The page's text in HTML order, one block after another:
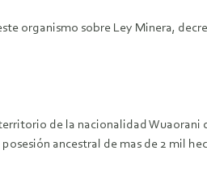
organismo sobre Ley Minera,
de la nacionalidad Wuaorani
ancestral de mas de 2 mil